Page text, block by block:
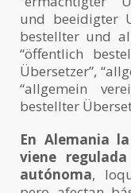
und beeidigter
bestellter und
“öffentlich
Übersetzer”,
“allgemein
bestellter
En Alemania
viene
autónoma,